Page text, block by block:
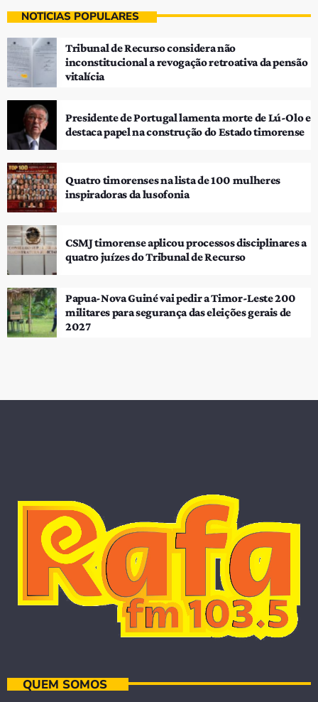
NOTÍCIAS POPULARES
Tribunal de Recurso considera não
inconstitucional a revogação retroativa da pensão
vitalícia
Presidente de Portugal lamenta morte de Lú-Olo e
destaca papel na construção do Estado timorense
Quatro timorenses na lista de 100 mulheres
inspiradoras da lusofonia
CSMJ timorense aplicou processos disciplinares a
quatro juízes do Tribunal de Recurso
Papua-Nova Guiné vai pedir a Timor-Leste 200
militares para segurança das eleições gerais de
2027
QUEM SOMOS